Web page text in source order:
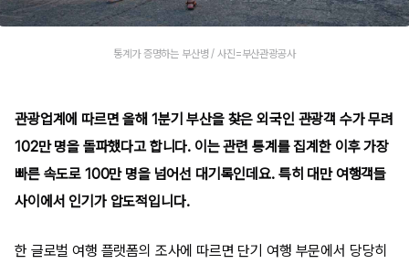
통계가 증명하는 부산병 / 사진=부산관광공사
관광업계에 따르면 올해 1분기 부산을 찾은 외국인 관광객 수가 무려
102만 명을 돌파했다고 합니다. 이는 관련 통계를 집계한 이후 가장
빠른 속도로 100만 명을 넘어선 대기록인데요. 특히 대만 여행객들
사이에서 인기가 압도적입니다.
한 글로벌 여행 플랫폼의 조사에 따르면 단기 여행 부문에서 당당히